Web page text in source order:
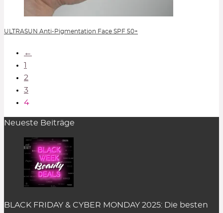
ULTRASUN Anti-Pigmentation Face SPF 50+
←
1
2
3
4
Neueste Beiträge
BLACK FRIDAY & CYBER MONDAY 2025: Die besten